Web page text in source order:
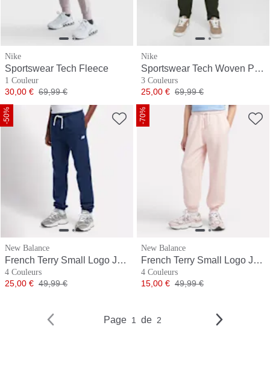
Nike
Sportswear Tech Fleece
1 Couleur
Prix
30,00 € Prix original
69,99 €
Nike
Sportswear Tech Woven Pant
3 Couleurs
Prix
25,00 € Prix original
69,99 €
-50%
New Balance
French Terry Small Logo Jogger
4 Couleurs
Prix
25,00 € Prix original
49,99 €
-70%
New Balance
French Terry Small Logo Jogger
4 Couleurs
Prix
15,00 € Prix original
49,99 €
Page 1 de 2